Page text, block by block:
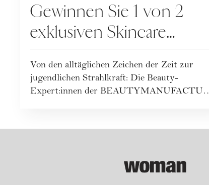
Gewinnen Sie 1 von 2
exklusiven Skincare
Packages der
BEAUTYMANUFACTU
R!
Von den alltäglichen Zeichen der Zeit zur
jugendlichen Strahlkraft: Die Beauty-
Expert:innen der BEAUTYMANUFACTUR